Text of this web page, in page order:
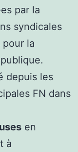
par la
syndicales
la
depuis les
FN dans
en
à